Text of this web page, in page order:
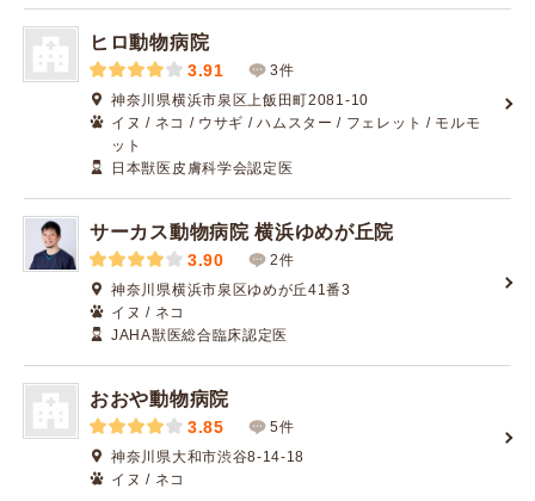
ヒロ動物病院
3.91
3件
神奈川県横浜市泉区上飯田町2081-10
イヌ / ネコ / ウサギ / ハムスター / フェレット / モルモ
ット
日本獣医皮膚科学会認定医
サーカス動物病院 横浜ゆめが丘院
3.90
2件
神奈川県横浜市泉区ゆめが丘41番3
イヌ / ネコ
JAHA獣医総合臨床認定医
おおや動物病院
3.85
5件
神奈川県大和市渋谷8-14-18
イヌ / ネコ